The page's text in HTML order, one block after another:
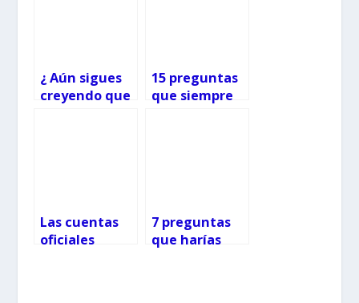
¿ Aún sigues
creyendo que
15 preguntas
que siempre
Las cuentas
oficiales
7 preguntas
que harías